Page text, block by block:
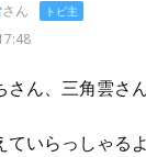
さん トピ主
ん、三角雲さん
ていらっしゃる